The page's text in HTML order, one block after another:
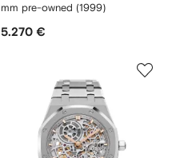
mm pre-owned (1999)
5.270 €